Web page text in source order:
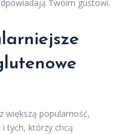
Twoim gustowi.
większą popularność,
tych, którzy chcą